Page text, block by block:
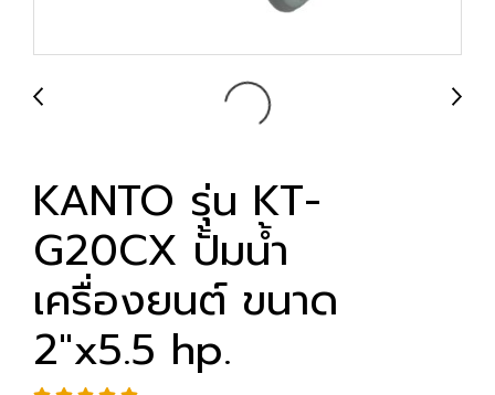
KANTO รุ่น KT-
G20CX ปั้มน้ำ
เครื่องยนต์ ขนาด
2"x5.5 hp.